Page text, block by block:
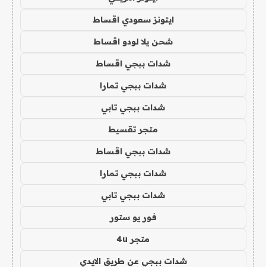
ايتونز سعودي اقساط
شحن يلا لودو اقساط
شدات ببجي اقساط
شدات ببجي تمارا
شدات ببجي تابي
متجر تقسيط
شدات ببجي اقساط
شدات ببجي تمارا
شدات ببجي تابي
فور يو ستور
متجر 4u
شدات ببجي عن طريق الايدي